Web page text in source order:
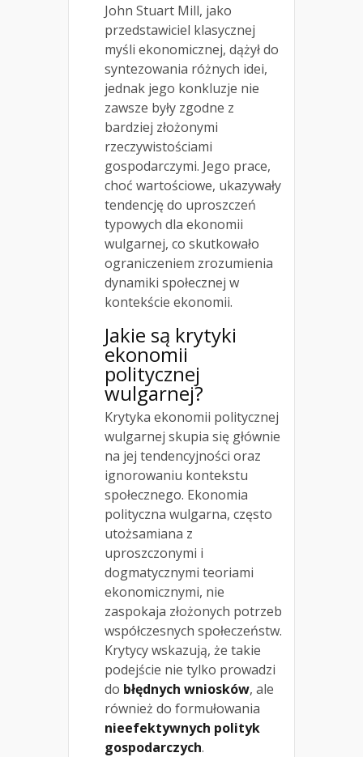
John Stuart Mill, jako
przedstawiciel klasycznej
myśli ekonomicznej, dążył do
syntezowania różnych idei,
jednak jego konkluzje nie
zawsze były zgodne z
bardziej złożonymi
rzeczywistościami
gospodarczymi. Jego prace,
choć wartościowe, ukazywały
tendencję do uproszczeń
typowych dla ekonomii
wulgarnej, co skutkowało
ograniczeniem zrozumienia
dynamiki społecznej w
kontekście ekonomii.
Jakie są krytyki
ekonomii
politycznej
wulgarnej?
Krytyka ekonomii politycznej
wulgarnej skupia się głównie
na jej tendencyjności oraz
ignorowaniu kontekstu
społecznego. Ekonomia
polityczna wulgarna, często
utożsamiana z
uproszczonymi i
dogmatycznymi teoriami
ekonomicznymi, nie
zaspokaja złożonych potrzeb
współczesnych społeczeństw.
Krytycy wskazują, że takie
podejście nie tylko prowadzi
do błędnych wniosków, ale
również do formułowania
nieefektywnych polityk
gospodarczych.